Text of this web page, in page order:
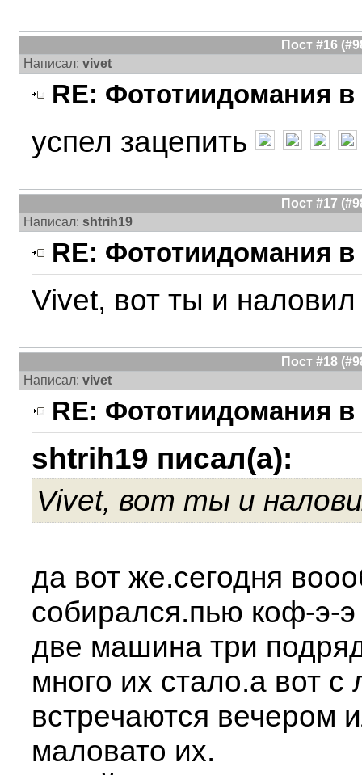
Пост #16
Написал: vivet
RE: Фототиидомания в
успел зацепить
Пост #17
Написал: shtrih19
RE: Фототиидомания в
Vivet, вот ты и
Пост #18
Написал: vivet
RE: Фототиидомания в
shtrih19 писал(а):
Vivet, вот ты и
да вот же.сегодня
собирался.пью коф-э-
две машина три
много их стало.а вот
встречаются вечером
маловато их.